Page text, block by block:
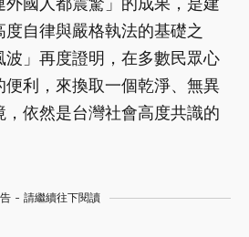
自律與嚴格執法的基礎之
波」再度證明，在多數民眾心
便利，來換取一個乾淨、無異
依然是台灣社會高度共識的
- 請繼續往下閱讀